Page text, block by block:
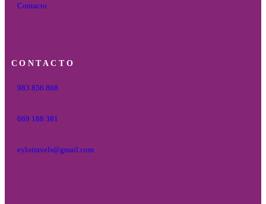
Contacto
CONTACTO
983 856 868
669 188 381
eylotravels@gmail.com